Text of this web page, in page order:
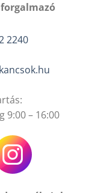
2240
9:00 – 16:00